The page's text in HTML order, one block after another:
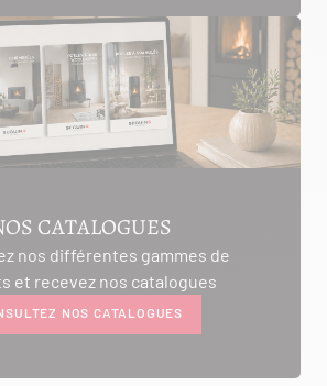
CATALOGUES
nos différentes gammes de
et recevez nos catalogues
NOS CATALOGUES